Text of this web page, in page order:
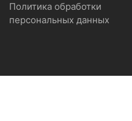
Политика обработки
персональных данных